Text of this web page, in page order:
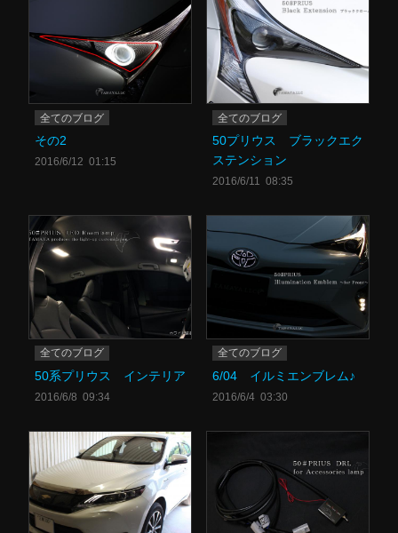
全てのブログ
その2
2016/6/12 01:15
全てのブログ
50プリウス ブラックエク
ステンション
2016/6/11 08:35
全てのブログ
50系プリウス インテリア
2016/6/8 09:34
全てのブログ
6/04 イルミエンブレム♪
2016/6/4 03:30